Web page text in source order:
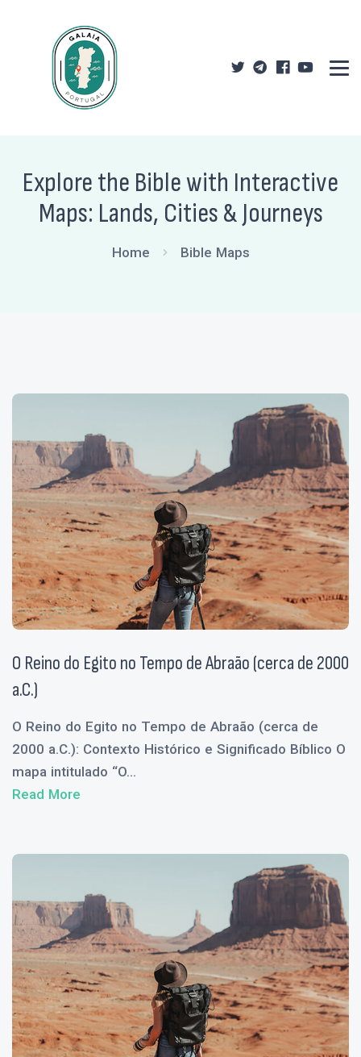
Explore the Bible with Interactive
Maps: Lands, Cities & Journeys
Home Bible Maps
O Reino do Egito no Tempo de Abraão (cerca de 2000
a.C.)
O Reino do Egito no Tempo de Abraão (cerca de
2000 a.C.): Contexto Histórico e Significado Bíblico O
mapa intitulado “O...
Read More